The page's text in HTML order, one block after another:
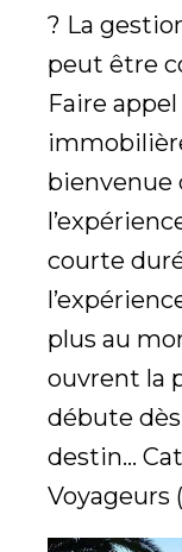
? La
peut être
Faire
bienvenue
courte
plus au
ouvrent la
débute
destin...
Voyageurs